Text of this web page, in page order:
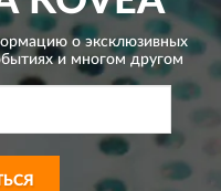
о эксклюзивных
и многом другом